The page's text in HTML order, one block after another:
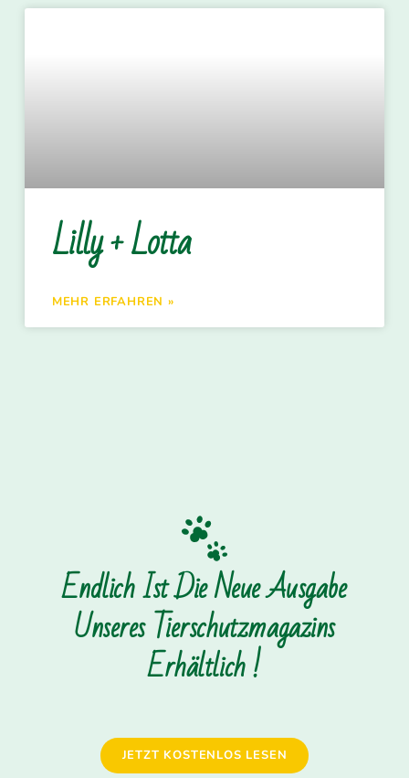
Lilly + Lotta
MEHR ERFAHREN »
Endlich Ist Die Neue Ausgabe
Unseres Tierschutzmagazins
Erhältlich !
JETZT KOSTENLOS LESEN